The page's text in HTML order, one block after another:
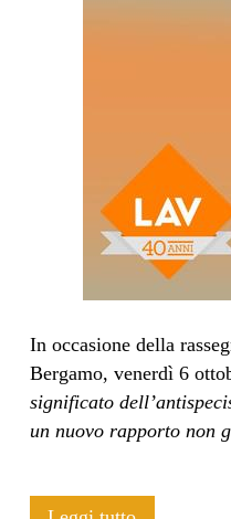
In occasione della
Bergamo, venerdì 6
significato
un nuovo rapporto non